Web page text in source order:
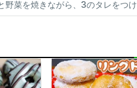
菜を焼きながら、3のタレをつけ